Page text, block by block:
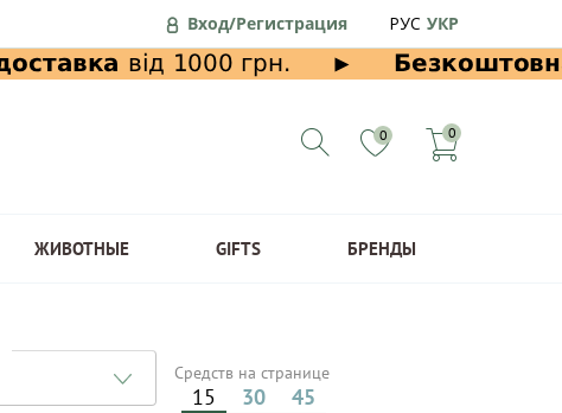
Вход/Регистрация РУС УКР
0 0
ЖИВОТНЫЕ GIFTS БРЕНДЫ
Средств на странице
15 30 45